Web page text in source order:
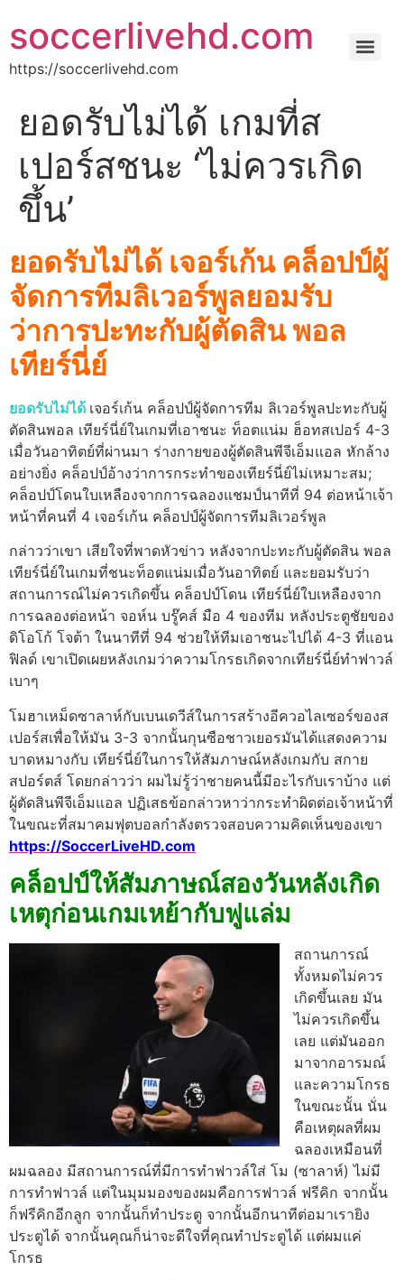
soccerlivehd.com
https://soccerlivehd.com
ยอดรับไม่ได้ เกมที่ส
เปอร์สชนะ ‘ไม่ควรเกิด
ขึ้น’
ยอดรับไม่ได้ เจอร์เก้น คล็อปป์ผู้
จัดการทีมลิเวอร์พูลยอมรับ
ว่าการปะทะกับผู้ตัดสิน พอล
เทียร์นี่ย์
ยอดรับไม่ได้ เจอร์เก้น คล็อปป์ผู้จัดการทีม ลิเวอร์พูลปะทะกับผู้
ตัดสินพอล เทียร์นี่ย์ในเกมที่เอาชนะ ท็อตแน่ม ฮ็อทสเปอร์ 4-3
เมื่อวันอาทิตย์ที่ผ่านมา ร่างกายของผู้ตัดสินพีจีเอ็มแอล หักล้าง
อย่างยิ่ง คล็อปป์อ้างว่าการกระทําของเทียร์นี่ย์ไม่เหมาะสม;
คล็อปป์โดนใบเหลืองจากการฉลองแชมป์นาทีที่ 94 ต่อหน้าเจ้า
หน้าที่คนที่ 4 เจอร์เก้น คล็อปป์ผู้จัดการทีมลิเวอร์พูล
กล่าวว่าเขา เสียใจที่พาดหัวข่าว หลังจากปะทะกับผู้ตัดสิน พอล
เทียร์นี่ย์ในเกมที่ชนะท็อตแน่มเมื่อวันอาทิตย์ และยอมรับว่า
สถานการณ์ไม่ควรเกิดขึ้น คล็อปป์โดน เทียร์นี่ย์ใบเหลืองจาก
การฉลองต่อหน้า จอห์น บรู๊คส์ มือ 4 ของทีม หลังประตูชัยของ
ดิโอโก้ โจต้า ในนาทีที่ 94 ช่วยให้ทีมเอาชนะไปได้ 4-3 ที่แอน
ฟิลด์ เขาเปิดเผยหลังเกมว่าความโกรธเกิดจากเทียร์นี่ย์ทําฟาวล์
เบาๆ
โมฮาเหม็ดซาลาห์กับเบนเดวีส์ในการสร้างอีควอไลเซอร์ของส
เปอร์สเพื่อให้มัน 3-3 จากนั้นกุนซือชาวเยอรมันได้แสดงความ
บาดหมางกับ เทียร์นี่ย์ในการให้สัมภาษณ์หลังเกมกับ สกาย
สปอร์ตส์ โดยกล่าวว่า ผมไม่รู้ว่าชายคนนี้มีอะไรกับเราบ้าง แต่
ผู้ตัดสินพีจีเอ็มแอล ปฏิเสธข้อกล่าวหาว่ากระทําผิดต่อเจ้าหน้าที่
ในขณะที่สมาคมฟุตบอลกําลังตรวจสอบความคิดเห็นของเขา
https://SoccerLiveHD.com
คล็อปป์ให้สัมภาษณ์สองวันหลังเกิด
เหตุก่อนเกมเหย้ากับฟูแล่ม
สถานการณ์
ทั้งหมดไม่ควร
เกิดขึ้นเลย มัน
ไม่ควรเกิดขึ้น
เลย แต่มันออก
มาจากอารมณ์
และความโกรธ
ในขณะนั้น นั่น
คือเหตุผลที่ผม
ฉลองเหมือนที่
ผมฉลอง มีสถานการณ์ที่มีการทําฟาวล์ใส่ โม (ซาลาห์) ไม่มี
การทําฟาวล์ แต่ในมุมมองของผมคือการฟาวล์ ฟรีคิก จากนั้น
ก็ฟรีคิกอีกลูก จากนั้นก็ทําประตู จากนั้นอีกนาทีต่อมาเรายิง
ประตูได้ จากนั้นคุณก็น่าจะดีใจที่คุณทําประตูได้ แต่ผมแค่
โกรธ